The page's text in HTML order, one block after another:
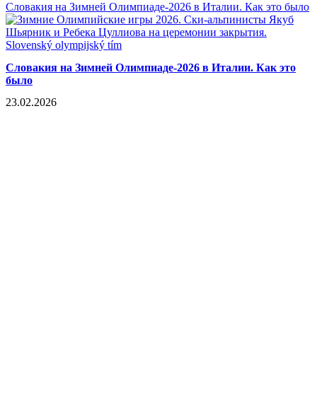
Словакия на Зимней Олимпиаде-2026 в Италии. Как это было
Словакия на Зимней Олимпиаде-2026 в Италии. Как это
было
23.02.2026